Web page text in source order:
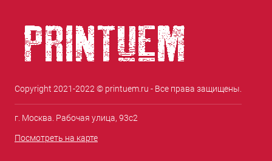
Copyright 2021-2022 © printuem.ru - Все права защищены.
г. Москва. Рабочая улица, 93с2
Посмотреть на карте